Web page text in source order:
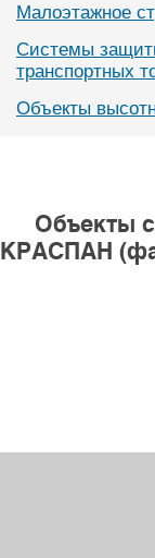
Малоэтажное
Системы
транспортных
Объекты
Объекты
КРАСПАН